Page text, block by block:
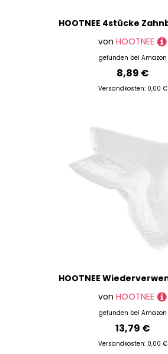
von HOOTNEE
gefunden bei Amazon
8,89 €
Versandkosten: 0,00 €
von HOOTNEE
gefunden bei Amazon
13,79 €
Versandkosten: 0,00 €